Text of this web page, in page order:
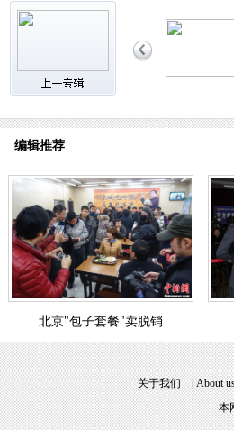
编辑推荐
北京"包子套餐"卖脱销
关于我们|About
本